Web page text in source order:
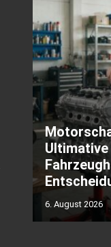
6. August 2026